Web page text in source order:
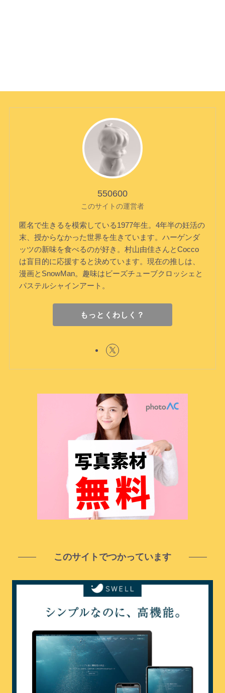
550600
このサイトの運営者
匿名で生きるを模索している1977年生。4年半の妊活の
末、授からなかった世界を生きています。ハーゲンダ
ッツの新味を食べるのが好き。村山由佳さんとCocco
は盲目的に応援すると決めています。現在の推しは、
漫画とSnowMan。趣味はビーズチューブクロッシェと
パステルシャインアート。
もっとくわしく？
このサイトでつかっています